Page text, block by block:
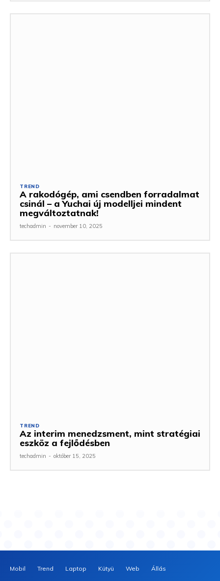
TREND
A rakodógép, ami csendben forradalmat
csinál – a Yuchai új modelljei mindent
megváltoztatnak!
techadmin - november 10, 2025
TREND
Az interim menedzsment, mint stratégiai
eszköz a fejlődésben
techadmin - október 15, 2025
Mobil Trend Laptop Kütyü Web Állás